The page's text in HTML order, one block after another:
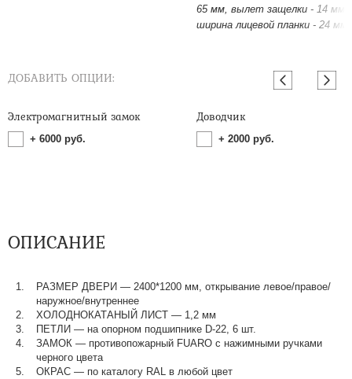
65 мм, вылет защелки - 14 мм,
ширина лицевой планки - 24 мм.
ДОБАВИТЬ ОПЦИИ:
Электромагнитный замок
+ 6000 руб.
Доводчик
+ 2000 руб.
ОПИСАНИЕ
РАЗМЕР ДВЕРИ — 2400*1200 мм, открывание левое/правое/
наружное/внутреннее
ХОЛОДНОКАТАНЫЙ ЛИСТ — 1,2 мм
ПЕТЛИ — на опорном подшипнике D-22, 6 шт.
ЗАМОК — противопожарный FUARO с нажимными ручками
черного цвета
ОКРАС — по каталогу RAL в любой цвет​​​​​​​